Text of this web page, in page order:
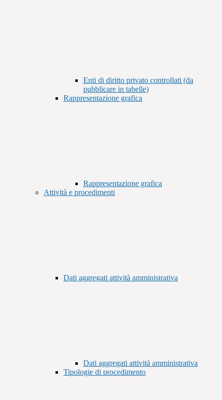
Enti di diritto privato controllati (da
pubblicare in tabelle)
Rappresentazione grafica
Rappresentazione grafica
Attività e procedimenti
Dati aggregati attività amministrativa
Dati aggregati attività amministrativa
Tipologie di procedimento